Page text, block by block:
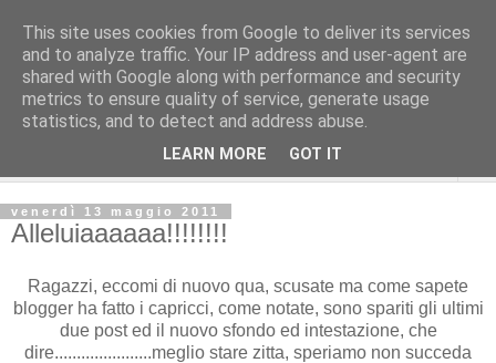
venerdì 13 maggio 2011
Alleluiaaaaaa!!!!!!!!
Ragazzi, eccomi di nuovo qua, scusate ma come sapete
blogger ha fatto i capricci, come notate, sono spariti gli ultimi
due post ed il nuovo sfondo ed intestazione, che
dire......................meglio stare zitta, speriamo non succeda
This site uses cookies from Google to deliver its services
and to analyze traffic. Your IP address and user-agent are
shared with Google along with performance and security
metrics to ensure quality of service, generate usage
statistics, and to detect and address abuse.
LEARN MORE GOT IT